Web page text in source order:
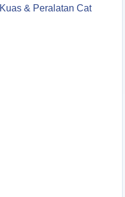
Kuas & Peralatan Cat